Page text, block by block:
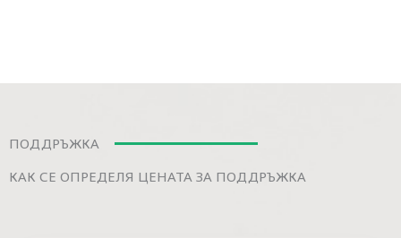
ПОДДРЪЖКА
КАК СЕ ОПРЕДЕЛЯ ЦЕНАТА ЗА ПОДДРЪЖКА